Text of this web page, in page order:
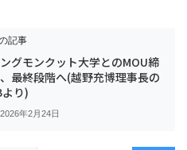
記事
グモンクット大学とのMOU締
最終段階へ(越野充博理事長の
より)
2026年2月24日